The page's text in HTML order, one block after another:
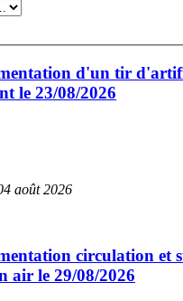
d'un tir
le 23/08/2026
août 2026
circulation et
air le 29/08/2026